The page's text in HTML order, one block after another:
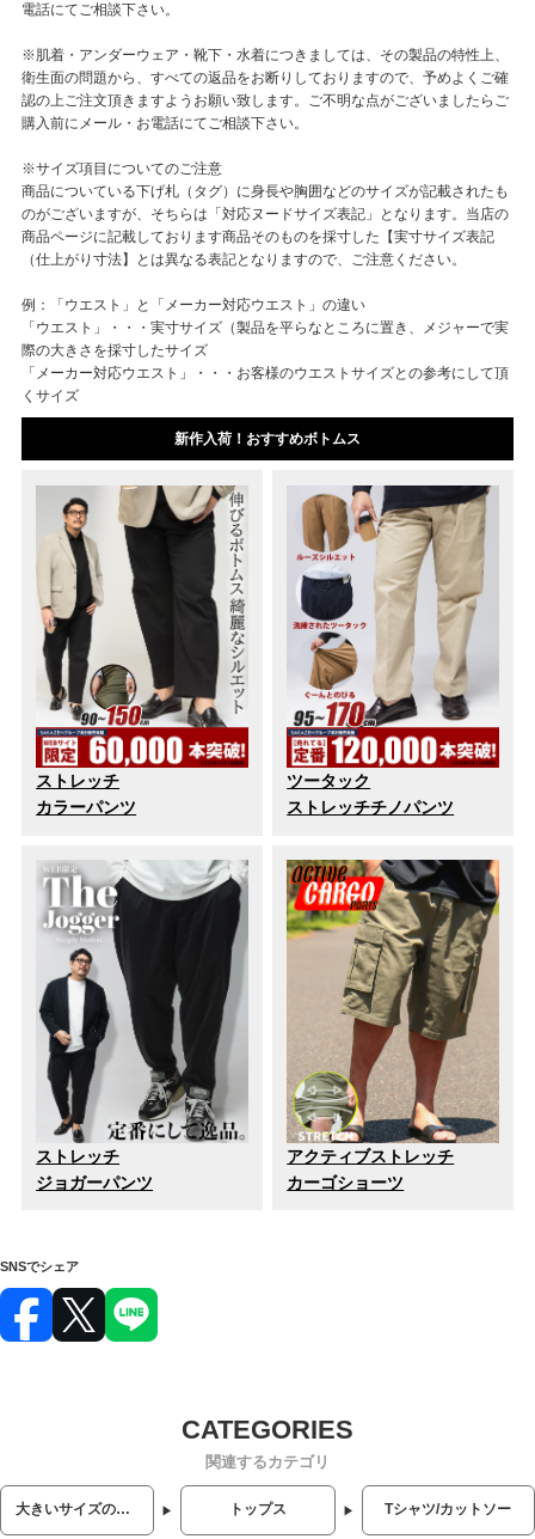
電話にてご相談下さい。
※肌着・アンダーウェア・靴下・水着につきましては、その製品の特性上、
衛生面の問題から、すべての返品をお断りしておりますので、予めよくご確
認の上ご注文頂きますようお願い致します。ご不明な点がございましたらご
購入前にメール・お電話にてご相談下さい。
※サイズ項目についてのご注意
商品についている下げ札（タグ）に身長や胸囲などのサイズが記載されたも
のがございますが、そちらは「対応ヌードサイズ表記」となります。当店の
商品ページに記載しております商品そのものを採寸した【実寸サイズ表記
（仕上がり寸法】とは異なる表記となりますので、ご注意ください。
例：「ウエスト」と「メーカー対応ウエスト」の違い
「ウエスト」・・・実寸サイズ（製品を平らなところに置き、メジャーで実
際の大きさを採寸したサイズ
「メーカー対応ウエスト」・・・お客様のウエストサイズとの参考にして頂
くサイズ
新作入荷！おすすめボトムス
ストレッチ
カラーパンツ
ツータック
ストレッチチノパンツ
ストレッチ
ジョガーパンツ
アクティブストレッチ
カーゴショーツ
SNSでシェア
関連するカテゴリ
大きいサイズのメンズ服 トップス Tシャツ/カットソー